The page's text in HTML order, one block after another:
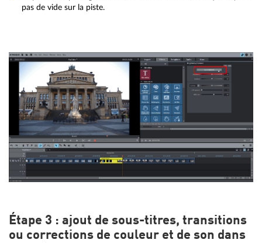
pas de vide sur la piste.
Étape 3 : ajout de sous-titres, transitions
ou corrections de couleur et de son dans